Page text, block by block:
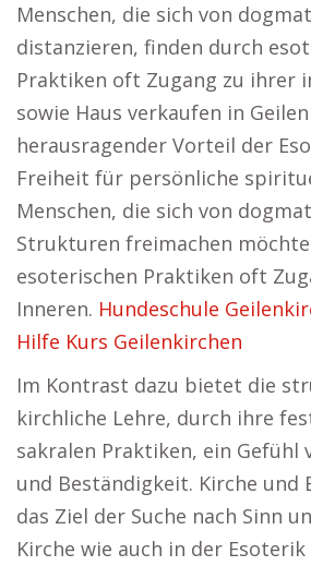
Menschen, die sich von
distanzieren, finden durch
Praktiken oft Zugang zu ihrer
sowie Haus verkaufen in
herausragender Vorteil der
Freiheit für persönliche
Menschen, die sich von
Strukturen freimachen
esoterischen Praktiken oft
Inneren. Hundeschule
Hilfe Kurs Geilenkirchen
Im Kontrast dazu bietet die
kirchliche Lehre, durch ihre
sakralen Praktiken, ein Gefühl
und Beständigkeit. Kirche und
das Ziel der Suche nach Sinn
Kirche wie auch in der